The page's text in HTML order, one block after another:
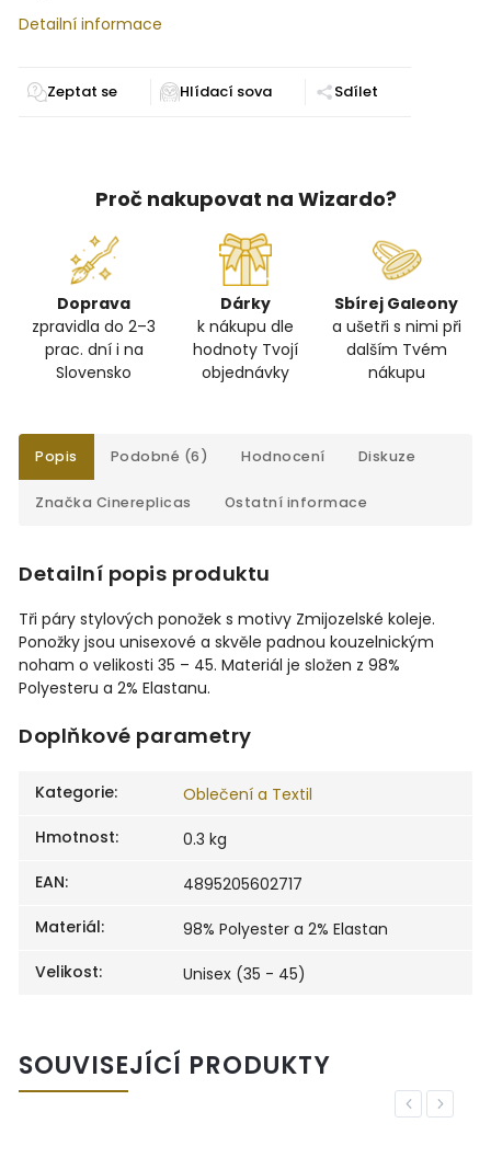
Detailní informace
Zeptat se Sdílet
Proč nakupovat na Wizardo?
Doprava
zpravidla do 2–3
prac. dní i na
Slovensko
Dárky
k nákupu dle
hodnoty Tvojí
objednávky
Sbírej Galeony
a ušetři s nimi při
dalším Tvém
nákupu
Popis Podobné (6) Hodnocení Diskuze
Značka Cinereplicas Ostatní informace
Detailní popis produktu
Tři páry stylových ponožek s motivy Zmijozelské koleje.
Ponožky jsou unisexové a skvěle padnou kouzelnickým
noham o velikosti 35 – 45. Materiál je složen z 98%
Polyesteru a 2% Elastanu.
Doplňkové parametry
Kategorie:
Oblečení a Textil
Hmotnost:
0.3 kg
EAN:
4895205602717
Materiál:
98% Polyester a 2% Elastan
Velikost: Unisex (35 - 45)
SOUVISEJÍCÍ PRODUKTY
Previous
Next